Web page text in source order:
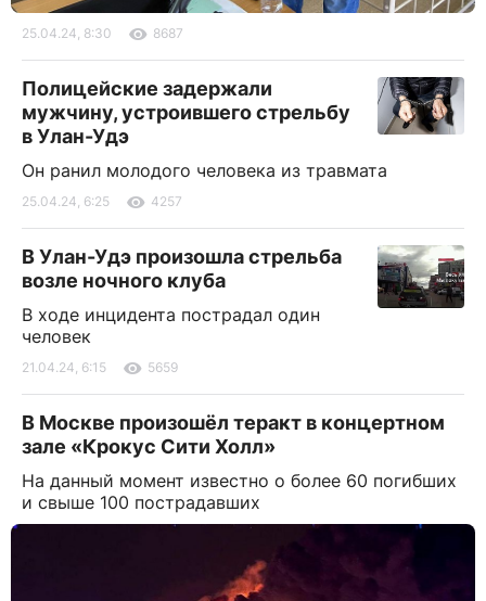
25.04.24, 8:30 8687
Полицейские задержали
мужчину, устроившего стрельбу
в Улан-Удэ
Он ранил молодого человека из травмата
25.04.24, 6:25 4257
В Улан-Удэ произошла стрельба
возле ночного клуба
В ходе инцидента пострадал один
человек
21.04.24, 6:15 5659
В Москве произошёл теракт в концертном
зале «Крокус Сити Холл»
На данный момент известно о более 60 погибших
и свыше 100 пострадавших